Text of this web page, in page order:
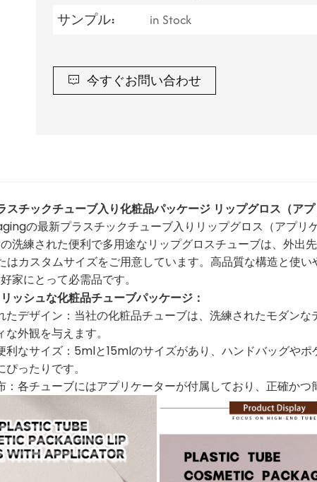
サンプル:
in Stock
今すぐお問い合わせ
スチックチューブ入り化粧品パッケージ リップグロス（アプ
の最新プラスチックチューブ入りリップグロス（アプリ
洗練された便利で多用途なリップグロスチューブは、外
はカスタムサイズをご用意しています。高品質な構造と使
家にとって必需品です。
ッシュな化粧品チューブパッケージ：
たデザイン：当社の化粧品チューブは、洗練されたモダン
な外観を与えます。
利なサイズ：5mlと15mlのサイズがあり、ハンドバッグや
ったりです。
：各チューブにはアプリケーターが付属しており、正確かつ